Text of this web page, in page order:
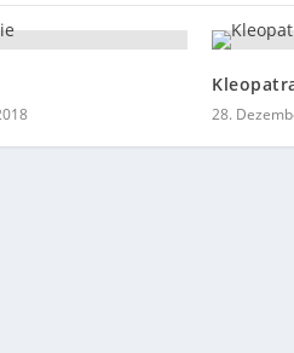
28.